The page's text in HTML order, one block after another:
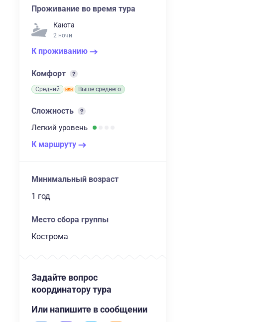
Проживание во время тура
Каюта
2 ночи
К проживанию
Комфорт
Средний Выше среднего
Сложность
Легкий уровень
К маршруту
Минимальный возраст
1 год
Место сбора группы
Кострома
Задайте вопрос
координатору тура
Или напишите в сообщении